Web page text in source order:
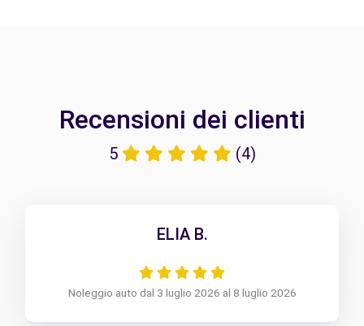
Recensioni dei clienti
5 (4)
ELIA B.
Noleggio auto dal 3 luglio 2026 al 8 luglio 2026